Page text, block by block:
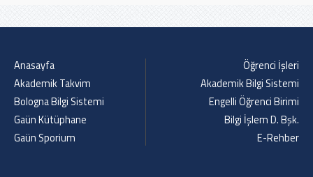
Anasayfa
Akademik Takvim
Bologna Bilgi Sistemi
Gaün Kütüphane
Gaün Sporium
Öğrenci İşleri
Akademik Bilgi Sistemi
Engelli Öğrenci Birimi
Bilgi İşlem D. Bşk.
E-Rehber